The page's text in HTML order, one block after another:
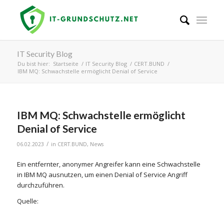
IT Security Blog
Du bist hier: Startseite / IT Security Blog / CERT.BUND /
IBM MQ: Schwachstelle ermöglicht Denial of Service
IBM MQ: Schwachstelle ermöglicht
Denial of Service
06.02.2023 / in CERT.BUND, News
Ein entfernter, anonymer Angreifer kann eine Schwachstelle
in IBM MQ ausnutzen, um einen Denial of Service Angriff
durchzuführen.
Quelle: